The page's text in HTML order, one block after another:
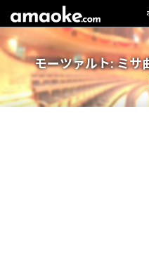
モーツァルト: ミサ